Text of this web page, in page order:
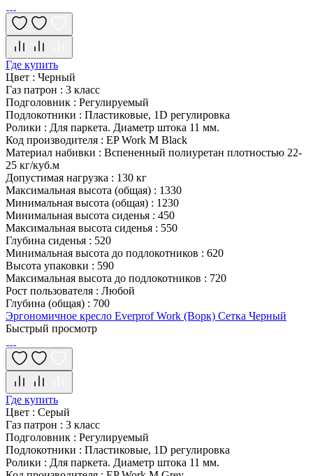
Где купить
Цвет : Черный
Газ патрон : 3 класс
Подголовник : Регулируемый
Подлокотники : Пластиковые, 1D регулировка
Ролики : Для паркета. Диаметр штока 11 мм.
Код производителя : EP Work M Black
Материал набивки : Вспененный полиуретан плотностью 22-
25 кг/куб.м
Допустимая нагрузка : 130 кг
Максимальная высота (общая) : 1330
Минимальная высота (общая) : 1230
Минимальная высота сиденья : 450
Максимальная высота сиденья : 550
Глубина сиденья : 520
Минимальная высота до подлокотников : 620
Высота упаковки : 590
Максимальная высота до подлокотников : 720
Рост пользователя : Любой
Глубина (общая) : 700
Эргономичное кресло Everprof Work (Ворк) Сетка Черный
Быстрый просмотр
Где купить
Цвет : Серый
Газ патрон : 3 класс
Подголовник : Регулируемый
Подлокотники : Пластиковые, 1D регулировка
Ролики : Для паркета. Диаметр штока 11 мм.